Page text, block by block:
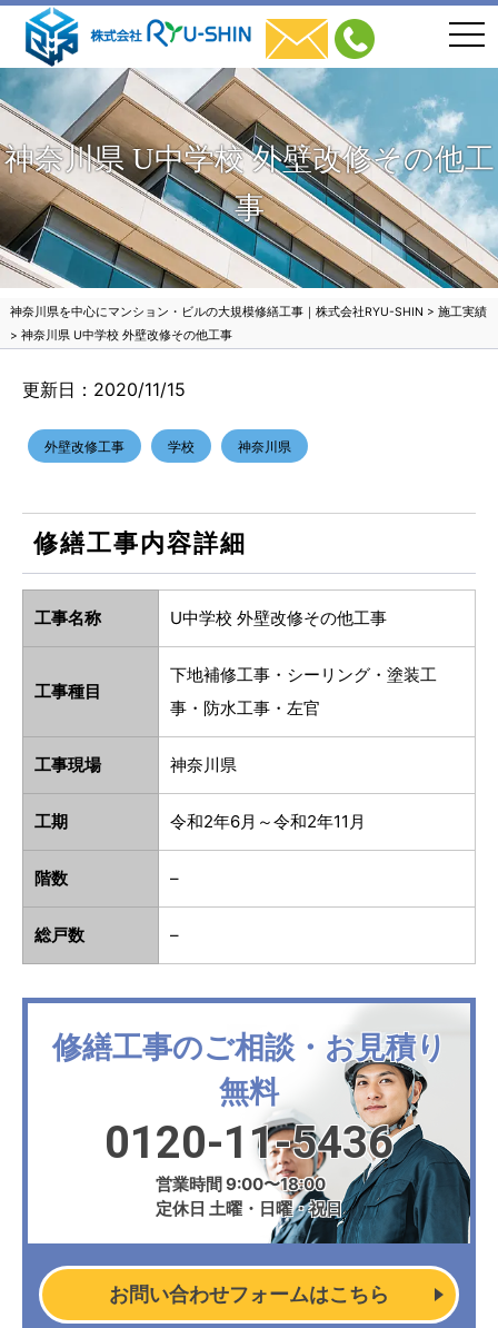
神奈川県 U中学校 外壁改修その他工
事
神奈川県を中心にマンション・ビルの大規模修繕工事｜株式会社RYU-SHIN > 施工実績
> 神奈川県 U中学校 外壁改修その他工事
更新日：2020/11/15
外壁改修工事 学校 神奈川県
修繕工事内容詳細
工事名称 U中学校 外壁改修その他工事
工事種目
下地補修工事・シーリング・塗装工
事・防水工事・左官
工事現場 神奈川県
工期 令和2年6月～令和2年11月
階数 –
総戸数 –
修繕工事のご相談・お見積り
無料
0120-11-5436
営業時間 9:00〜18:00
定休日 土曜・日曜・祝日
お問い合わせフォームはこちら